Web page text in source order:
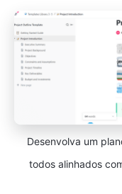
Desenvolva um
todos alinhados